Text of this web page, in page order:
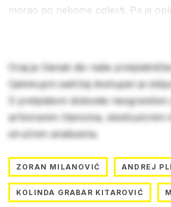
morao po nekome oplesti. Pa je
Ovaj je članak dio naše
Cjelokupni sadržaj dostupan je
S pretplatom dobivate
arhiviranim člancima, ekskluzivnim
stručnim analizama.
ZORAN MILANOVIĆ ANDREJ
KOLINDA GRABAR KITAROVIĆ